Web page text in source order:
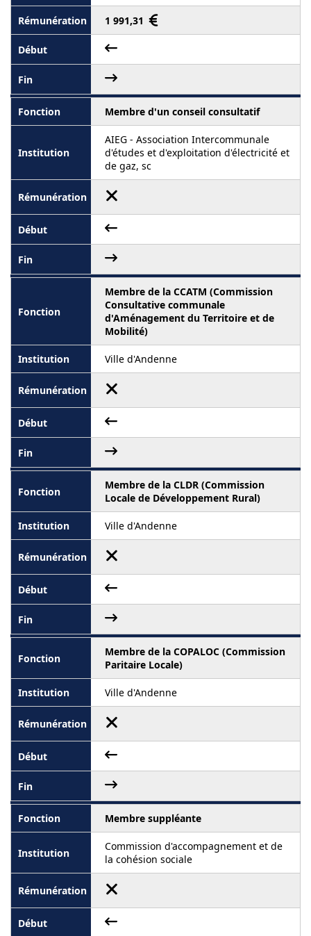
1 991,31
Membre d'un conseil consultatif
AIEG - Association Intercommunale
d'études et d'exploitation d'électricité et
de gaz, sc
Membre de la CCATM (Commission
Consultative communale
d'Aménagement du Territoire et de
Mobilité)
Ville d'Andenne
Membre de la CLDR (Commission
Locale de Développement Rural)
Ville d'Andenne
Membre de la COPALOC (Commission
Paritaire Locale)
Ville d'Andenne
Membre suppléante
Commission d'accompagnement et de
la cohésion sociale